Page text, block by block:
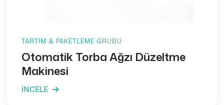
TARTIM & PAKETLEME GRUBU
Otomatik Torba Ağzı Düzeltme
Makinesi
İNCELE